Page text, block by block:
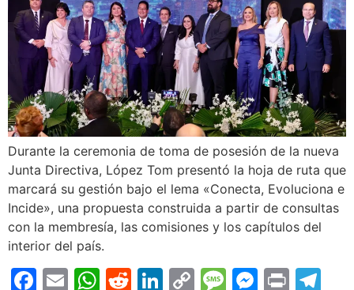
Durante la ceremonia de toma de posesión de la nueva
Junta Directiva, López Tom presentó la hoja de ruta que
marcará su gestión bajo el lema «Conecta, Evoluciona e
Incide», una propuesta construida a partir de consultas
con la membresía, las comisiones y los capítulos del
interior del país.
Facebook
EmailWhatsApp
Reddit
LinkedIn
CopyMessage
Print